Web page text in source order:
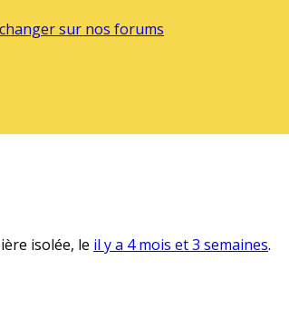
sur nos forums
isolée, le il y a 4 mois et 3 semaines.